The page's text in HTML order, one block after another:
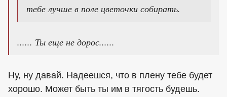
тебе лучше в поле цветочки собирать.
...... Ты еще не дорос......
Ну, ну давай. Надеешся, что в плену тебе будет
хорошо. Может быть ты им в тягость будешь.